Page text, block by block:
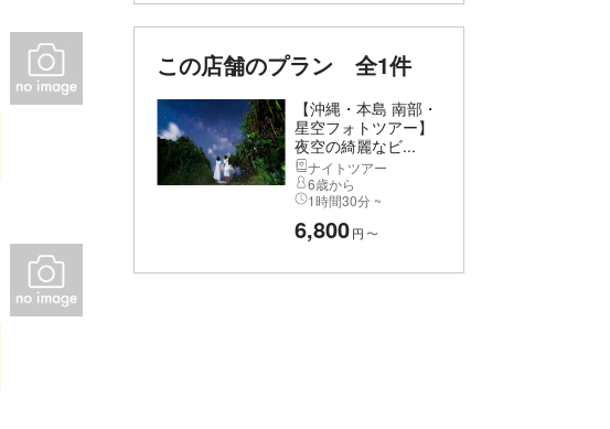
この店舗のプラン 全1件
【沖縄・本島 南部・
星空フォトツアー】
夜空の綺麗なビ...
ナイトツアー
6歳から
1時間30分 ~
6,800円 〜